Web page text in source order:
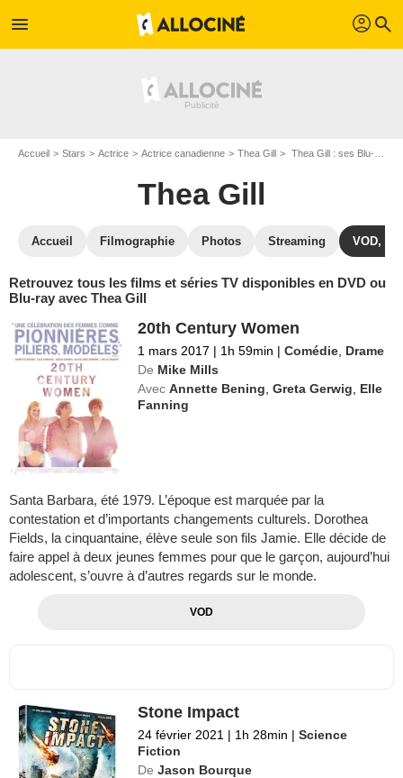
menu profil search
Accueil Stars Actrice Actrice canadienne Thea Gill Thea Gill : ses Blu-Ray, DVD, VOD, SVOD
Thea Gill
Accueil Filmographie Photos Streaming VOD,
Retrouvez tous les films et séries TV disponibles en DVD ou
Blu-ray avec Thea Gill
20th Century Women
1 mars 2017 | 1h 59min | Comédie Drame
De Mike Mills
Avec Annette Bening ,Greta Gerwig
Elle
Fanning
Santa Barbara, été 1979. L’époque est marquée par la
contestation et d’importants changements culturels. Dorothea
Fields, la cinquantaine, élève seule son fils Jamie. Elle décide de
faire appel à deux jeunes femmes pour que le garçon, aujourd’hui
adolescent, s’ouvre à d’autres regards sur le monde.
VOD
Stone Impact
24 février 2021 | 1h 28min | Science
Fiction
De Jason Bourque